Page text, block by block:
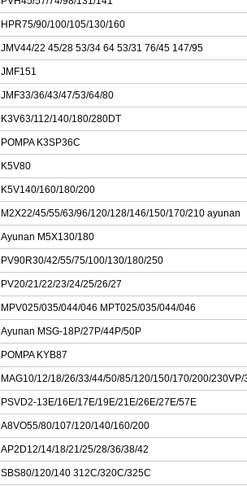
HPR75/90/100/105/130/160
JMV44/22 45/28 53/34 64 53/31 76/45 147/95
JMF151
JMF33/36/43/47/53/64/80
K3V63/112/140/180/280DT
POMPA K3SP36C
K5V80
K5V140/160/180/200
M2X22/45/55/63/96/120/128/146/150/170/210 ayunan
Ayunan M5X130/180
PV90R30/42/55/75/100/130/180/250
PV20/21/22/23/24/25/26/27
MPV025/035/044/046 MPT025/035/044/046
Ayunan MSG-18P/27P/44P/50P
POMPA KYB87
MAG10/12/18/26/33/44/50/85/120/150/170/200/230VP/
PSVD2-13E/16E/17E/19E/21E/26E/27E/57E
A8VO55/80/107/120/140/160/200
AP2D12/14/18/21/25/28/36/38/42
SBS80/120/140 312C/320C/325C